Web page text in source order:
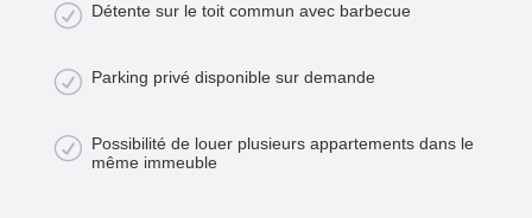
R Détente sur le toit commun avec barbecue
R Parking privé disponible sur demande
R Possibilité de louer plusieurs appartements dans le
même immeuble